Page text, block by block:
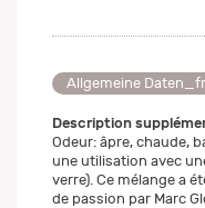
Allgemeine Daten_fr
Description
Odeur: âpre, chaude,
une utilisation avec
verre). Ce mélange a
de passion par Marc